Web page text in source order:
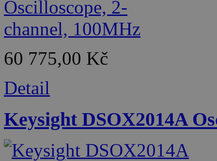
60 775,00 Kč
Detail
Keysight DSOX2014A